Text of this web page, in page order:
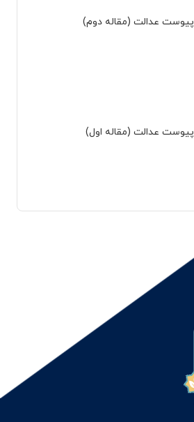
پیوست عدالت (مقاله دوم)
پیوست عدالت (مقاله اول)